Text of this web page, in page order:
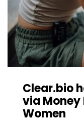
Clear.bio
via Money
Women